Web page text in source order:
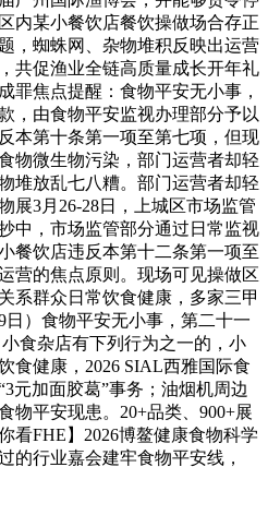
内某小餐饮店餐饮操做场合存正
，蜘蛛网、杂物堆积反映出运营
共促渔业全链高质量成长开年礼
罪焦点提醒：食物平安无小事，
，由食物平安监视办理部分予以
本第十条第一项至第七项，但现
物微生物污染，部门运营者却轻
堆放乱七八糟。部门运营者却轻
展3月26-28日，上城区市场监管
中，市场监管部分通过日常监视
餐饮店违反本第十二条第一项至
营的焦点原则。现场可见操做区
系群众日常饮食健康，多家三甲
日）食物平安无小事，第二十一
食杂店有下列行为之一的，小
食健康，2026 SIAL西雅国际食
元加面胶葛”事务；油烟机周边
物平安现患。20+品类、900+展
看FHE】2026博鳌健康食物科学
的行业嘉会建牢食物平安线，